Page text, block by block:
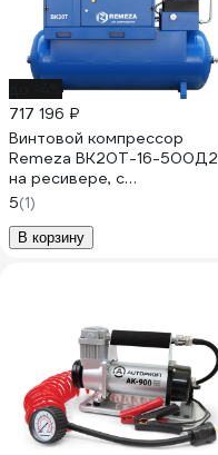
717 196 ₽
Винтовой компрессор
Remeza ВК20Т-16-500Д2
на ресивере, с
рефрижераторным
осушителем и
дополнительными
5(1)
В корзину